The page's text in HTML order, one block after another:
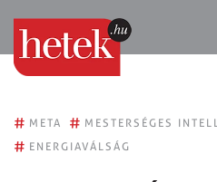
# META # MESTERSÉGES
# ENERGIAVÁLSÁG